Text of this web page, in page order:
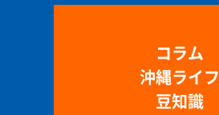
コラム
沖縄ライフ
豆知識